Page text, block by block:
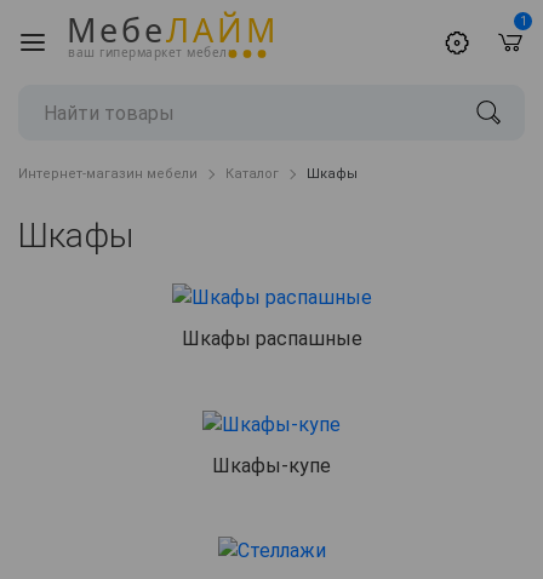
МебеЛАЙМ
ваш гипермаркет мебели
1
Интернет-магазин мебели Каталог Шкафы
Шкафы
Шкафы распашные
Шкафы-купе